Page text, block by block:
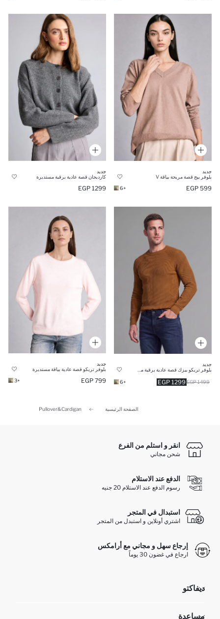
جديد
بلوفر بيج قصة مريحة بياقة V
599 EGP
+6
جديد
كارديجان قصة عادية برقبة مستديرة
1299 EGP
جديد
1299 EGP 1499 EGP
+6
جديد
بلوفر تريكو قصة عادية بياقة مستديرة
799 EGP
+3
الصفحة الرئيسية Pullover&Cardigan
انقر و استلم من الفرع
شحن مجاني
الدفع عند الاستلام
رسوم الدفع عند الاستلام 20 جنيه
استبدال في المتجر
اشتري أونلاين و استبدل من المتجر
إرجاع سهل و مجاني مع أرامكس
ارجاع في غضون 30 يوماً
ديفاكتو
مساعدة